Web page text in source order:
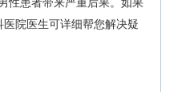
性患者带来严重后果。如果
医院医生可详细帮您解决疑